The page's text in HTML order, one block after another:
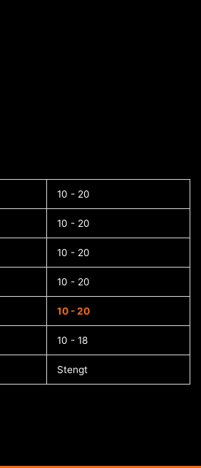
10 - 20
10 - 20
10 - 20
10 - 20
10 - 20
10 - 18
Stengt